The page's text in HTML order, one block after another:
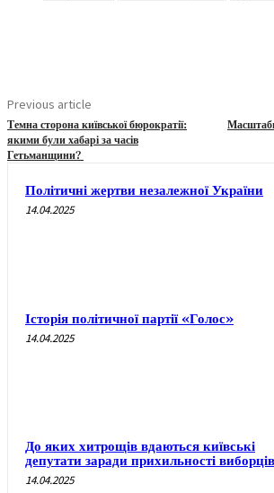
Previous article
Темна сторона київської бюрократії:
якими були хабарі за часів
Гетьманщини?
Політичні жертви незалежної України
14.04.2025
Історія політичної партії «Голос»
14.04.2025
До яких хитрощів вдаються київські
депутати заради прихильності
14.04.2025